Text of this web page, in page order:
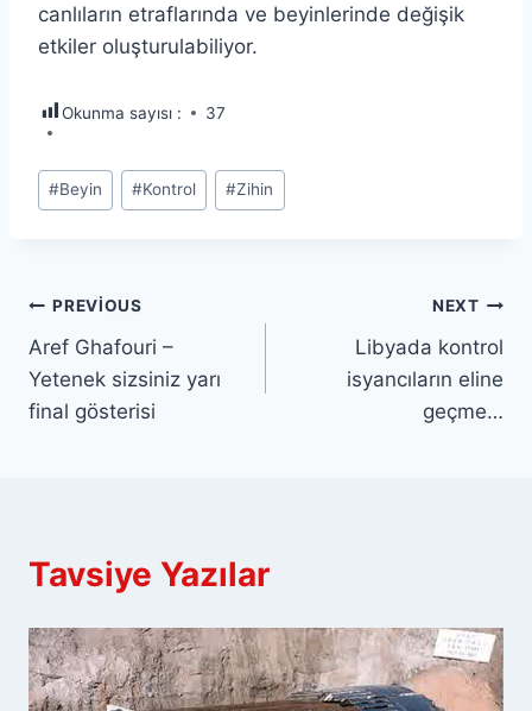
canlıların etraflarında ve beyinlerinde değişik
etkiler oluşturulabiliyor.
Okunma sayısı : 37
Post
Tags:
#Beyin #Kontrol #Zihin
Yazı
gezinmesi
PREVIOUS
Aref Ghafouri –
Yetenek sizsiniz yarı
final gösterisi
NEXT
Libyada kontrol
isyancıların eline
geçme…
Tavsiye Yazılar